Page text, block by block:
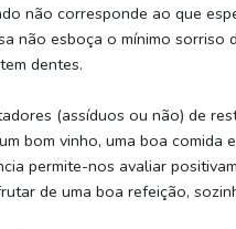
não corresponde ao que
não esboça o mínimo sorriso
dentes.
(assíduos ou não) de
bom vinho, uma boa comida
permite-nos avaliar
de uma boa refeição,